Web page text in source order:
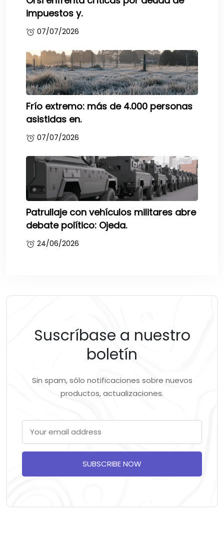
impuestos y.
07/07/2026
Frío extremo: más de 4.000 personas
asistidas en.
07/07/2026
Patrullaje con vehículos militares abre
debate político: Ojeda.
24/06/2026
Suscríbase a nuestro
boletín
Sin spam, sólo notificaciones sobre nuevos
productos, actualizaciones.
SUBSCRIBE NOW